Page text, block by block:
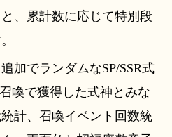
、累計数に応じて特別段
加でランダムなSP/SSR式
喚で獲得した式神とみな
計、召喚イベント回数統